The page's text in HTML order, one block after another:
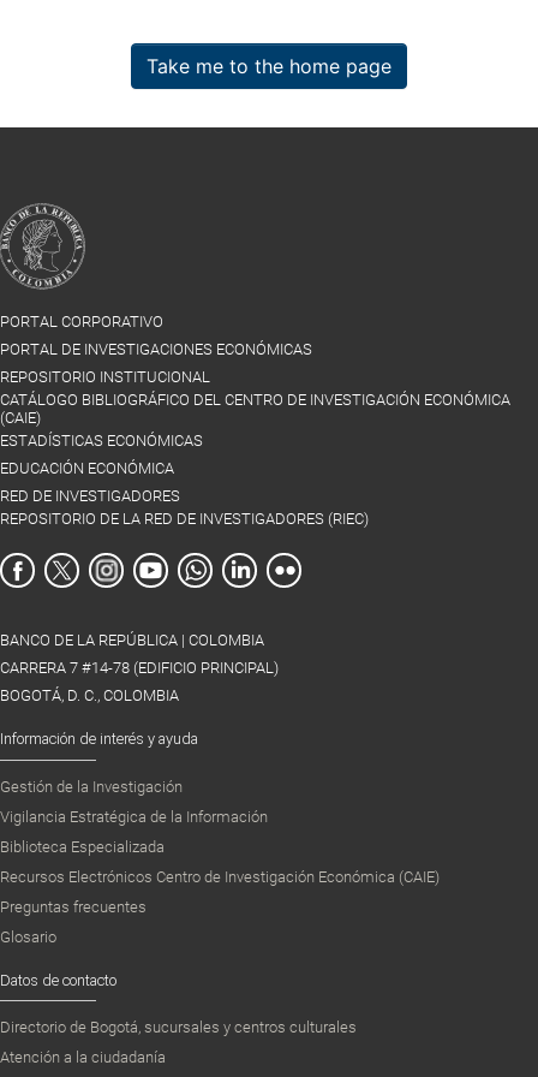
Take me to the home page
PORTAL CORPORATIVO
PORTAL DE INVESTIGACIONES ECONÓMICAS
REPOSITORIO INSTITUCIONAL
CATÁLOGO BIBLIOGRÁFICO DEL CENTRO DE INVESTIGACIÓN ECONÓMICA
(CAIE)
ESTADÍSTICAS ECONÓMICAS
EDUCACIÓN ECONÓMICA
RED DE INVESTIGADORES
REPOSITORIO DE LA RED DE INVESTIGADORES (RIEC)
BANCO DE LA REPÚBLICA | COLOMBIA
CARRERA 7 #14-78 (EDIFICIO PRINCIPAL)
BOGOTÁ, D. C., COLOMBIA
Información de interés y ayuda
Gestión de la Investigación
Vigilancia Estratégica de la Información
Biblioteca Especializada
Recursos Electrónicos Centro de Investigación Económica (CAIE)
Preguntas frecuentes
Glosario
Datos de contacto
Directorio de Bogotá, sucursales y centros culturales
Atención a la ciudadanía